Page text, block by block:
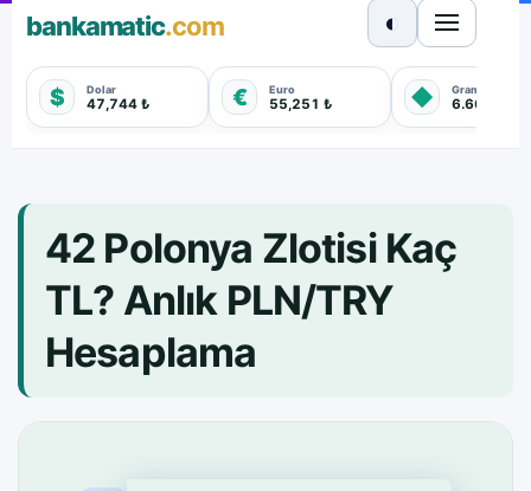
bankamatic.com
$ Dolar
47,744 ₺ € Euro
55,251 ₺ ◆ Gram Altın
6.660,550
◐
42 Polonya Zlotisi Kaç
TL? Anlık PLN/TRY
Hesaplama